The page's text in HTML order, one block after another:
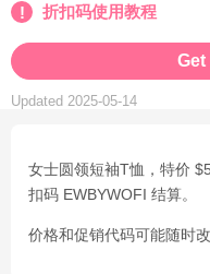
折扣码使用教程
Get
Updated 2025-05-14
女士圆领短袖T恤，特价
扣码 EWBYWOFI 结算。
价格和促销代码可能随时